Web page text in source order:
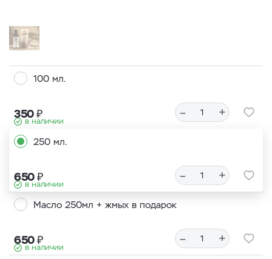
100 мл.
350₽ – +
в наличии
250 мл.
650₽ – +
в наличии
Масло 250мл + жмых в подарок
650₽ – +
в наличии